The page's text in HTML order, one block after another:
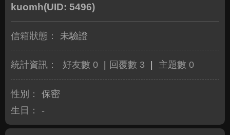
kuomh(UID: 5496)
信箱狀態： 未驗證
統計資訊： 好友數 0 回覆數 3 主題數 0
性別：
保密
生日：
-